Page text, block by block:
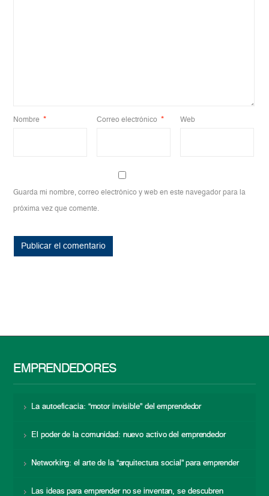
Nombre * Correo electrónico * Web
Guarda mi nombre, correo electrónico y web en este navegador para la
próxima vez que comente.
EMPRENDEDORES
La autoeficacia: “motor invisible” del emprendedor
El poder de la comunidad: nuevo activo del emprendedor
Networking: el arte de la “arquitectura social” para emprender
Las ideas para emprender no se inventan, se descubren